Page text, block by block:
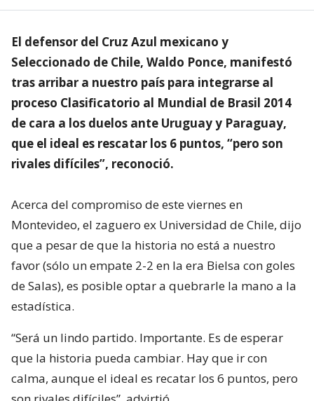
El defensor del Cruz Azul mexicano y
Seleccionado de Chile, Waldo Ponce, manifestó
tras arribar a nuestro país para integrarse al
proceso Clasificatorio al Mundial de Brasil 2014
de cara a los duelos ante Uruguay y Paraguay,
que el ideal es rescatar los 6 puntos, “pero son
rivales difíciles”, reconoció.
Acerca del compromiso de este viernes en
Montevideo, el zaguero ex Universidad de Chile, dijo
que a pesar de que la historia no está a nuestro
favor (sólo un empate 2-2 en la era Bielsa con goles
de Salas), es posible optar a quebrarle la mano a la
estadística.
“Será un lindo partido. Importante. Es de esperar
que la historia pueda cambiar. Hay que ir con
calma, aunque el ideal es recatar los 6 puntos, pero